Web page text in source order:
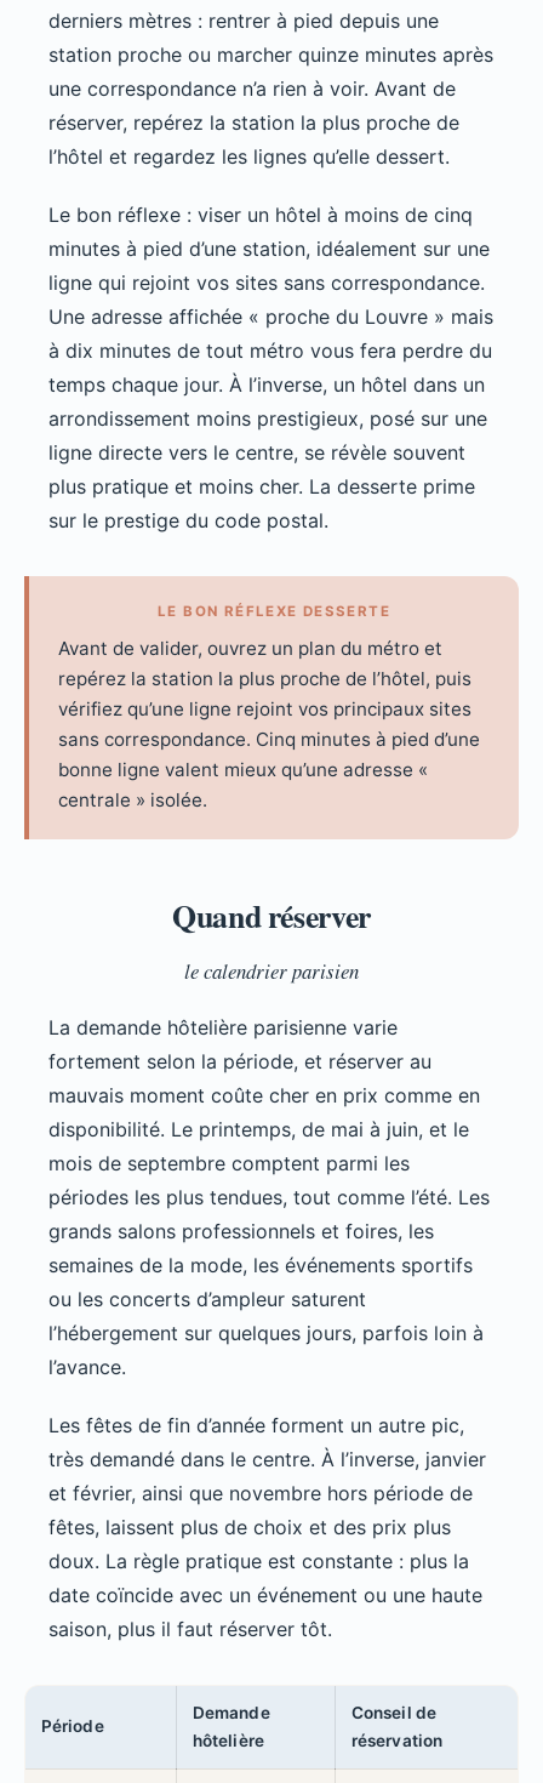
derniers mètres : rentrer à pied depuis une
station proche ou marcher quinze minutes après
une correspondance n’a rien à voir. Avant de
réserver, repérez la station la plus proche de
l’hôtel et regardez les lignes qu’elle dessert.
Le bon réflexe : viser un hôtel à moins de cinq
minutes à pied d’une station, idéalement sur une
ligne qui rejoint vos sites sans correspondance.
Une adresse affichée « proche du Louvre » mais
à dix minutes de tout métro vous fera perdre du
temps chaque jour. À l’inverse, un hôtel dans un
arrondissement moins prestigieux, posé sur une
ligne directe vers le centre, se révèle souvent
plus pratique et moins cher. La desserte prime
sur le prestige du code postal.
LE BON RÉFLEXE DESSERTE
Avant de valider, ouvrez un plan du métro et
repérez la station la plus proche de l’hôtel, puis
vérifiez qu’une ligne rejoint vos principaux sites
sans correspondance. Cinq minutes à pied d’une
bonne ligne valent mieux qu’une adresse «
centrale » isolée.
Quand réserver
le calendrier parisien
La demande hôtelière parisienne varie
fortement selon la période, et réserver au
mauvais moment coûte cher en prix comme en
disponibilité. Le printemps, de mai à juin, et le
mois de septembre comptent parmi les
périodes les plus tendues, tout comme l’été. Les
grands salons professionnels et foires, les
semaines de la mode, les événements sportifs
ou les concerts d’ampleur saturent
l’hébergement sur quelques jours, parfois loin à
l’avance.
Les fêtes de fin d’année forment un autre pic,
très demandé dans le centre. À l’inverse, janvier
et février, ainsi que novembre hors période de
fêtes, laissent plus de choix et des prix plus
doux. La règle pratique est constante : plus la
date coïncide avec un événement ou une haute
saison, plus il faut réserver tôt.
Période
Demande
hôtelière
Conseil de
réservation